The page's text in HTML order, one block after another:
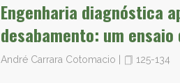
Engenharia diagnóstica
desabamento: um
André Carrara Cotomacio 125-134